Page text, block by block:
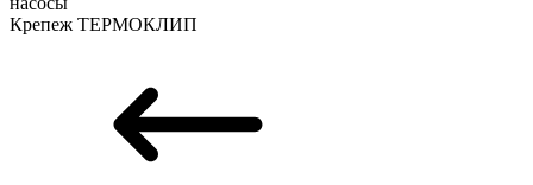
Крепеж ТЕРМОКЛИП